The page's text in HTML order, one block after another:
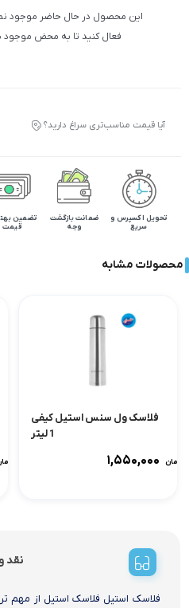
این محصول در حال حاضر موجود نمی
فعال کنید تا به محض
آیا قیمت مناسب‌تری سراغ دارید؟
تحویل اکسپرس و
سریع
ضمانت بازگشت
وجه
تضمین
قیمت
محصولات مشابه
فلاسک ول سنس استیل کیفی
1 لیتر
۱,۵۵۰,۰۰۰ تومان
نقد
فلاسک استیل فلاسک استیل از مهم